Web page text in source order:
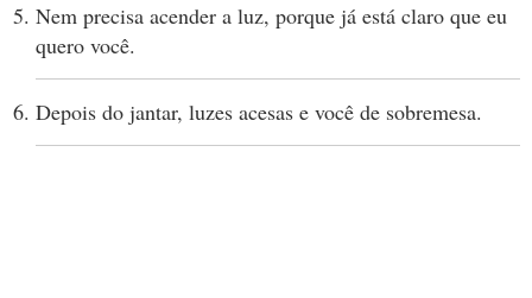
Nem precisa acender a luz, porque já está claro que eu
quero você.
Depois do jantar, luzes acesas e você de sobremesa.